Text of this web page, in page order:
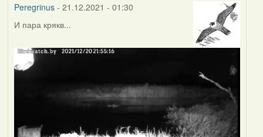
Peregrinus- 21.12.2021 - 01:30
И пара крякв...